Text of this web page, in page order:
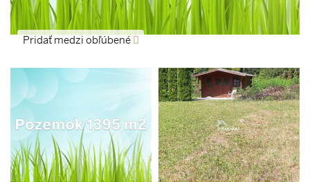
Pridať medzi obľúbené